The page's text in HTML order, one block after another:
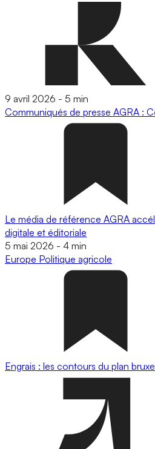
9 avril 2026 - 5 min
Communiqués de presse AGRA :
Le média de référence AGRA
digitale et éditoriale
5 mai 2026 - 4 min
Europe Politique agricole
Engrais : les contours du plan